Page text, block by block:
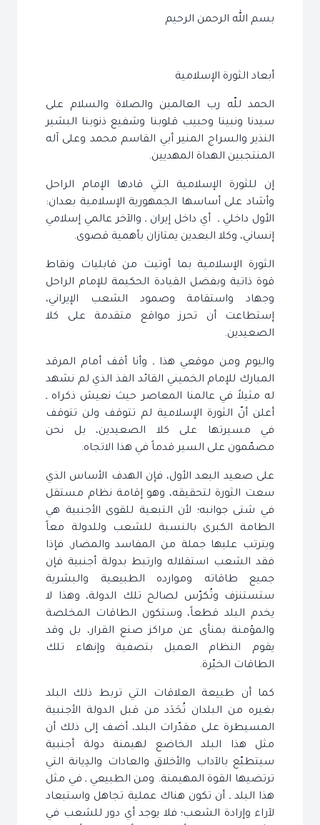
بسم الله الرحمن الرحيم
أبعاد الثورة الإسلامية
الحمد للّه رب العالمين والصلاة والسلام على
سيدنا ونبينا وحبيب قلوبنا وشفيع ذنوبنا البشير
النذير والسراج المنير أبي القاسم محمد وعلى آله
المنتجبين الهداة المهديين.
إن للثورة الإسلامية التي قادها الإمام الراحل
وأشاد على أساسها الجمهورية الإسلامية بعدان:
الأول داخلي ـ أي داخل إيران ـ والآخر عالمي إسلامي
إنساني، وكلا البعدين يمتازان بأهمية قصوى.
الثورة الإسلامية بما أوتيت من قابليات ونقاط
قوة ذاتية وبفضل القيادة الحكيمة للإمام الراحل
وجهاد واستقامة وصمود الشعب الإيراني،
إستطاعت أن تحرز مواقع متقدمة على كلا
الصعيدين.
واليوم ومن موقعي هذا ـ وأنا أقف أمام المرقد
المبارك للإمام الخميني القائد الفذ الذي لم نشهد
له مثيلاً في عالمنا المعاصر حيث نعيش ذكراه ـ
أعلن أنّ الثورة الإسلامية لم تتوقف ولن تتوقف
في مسيرتها على كلا الصعيدين، بل نحن
مصمّمون على السير قدماً في هذا الاتجاه.
على صعيد البعد الأول، فإن الهدف الأساس الذي
سعت الثورة لتحقيقه، وهو إقامة نظام مستقل
في شتى جوانبه؛ لأن التبعية للقوى الأجنبية هي
الطامة الكبرى بالنسبة للشعب وللدولة معاً
ويترتب عليها جملة من المفاسد والمضار, فإذا
فقد الشعب استقلاله وارتبط بدولة أجنبية فإن
جميع طاقاته وموارده الطبيعية والبشرية
ستستنزف وتُكرّس لصالح تلك الدولة، وهذا لا
يخدم البلد قطعاً، وستكون الطاقات المخلصة
والمؤمنة بمنأى عن مراكز صنع القرار، بل وقد
يقوم النظام العميل بتصفية وإنهاء تلك
الطاقات الخيّرة.
كما أن طبيعة العلاقات التي تربط ذلك البلد
بغيره من البلدان تُحَدَد من قبل الدولة الأجنبية
المسيطرة على مقدّرات البلد، أضف إلى ذلك أن
مثل هذا البلد الخاضع لهيمنة دولة أجنبية
سيتطبّع بالآداب والأخلاق والعادات والدِيانة التي
ترتضيها القوة المهيمنة. ومن الطبيعي ـ في مثل
هذا البلد ـ أن تكون هناك عملية تجاهل واستبعاد
لآراء وإرادة الشعب؛ فلا يوجد أي دور للشعب في